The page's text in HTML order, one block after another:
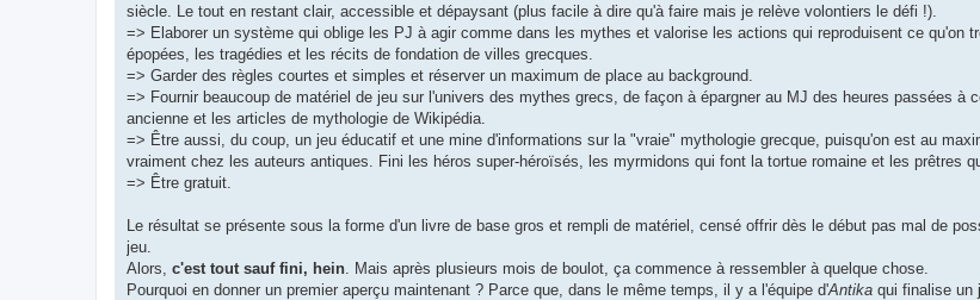
siècle. Le tout en restant clair, accessible et dépaysant (plus facile à dire qu'à faire mais je relève volontiers le défi !).
=> Elaborer un système qui oblige les PJ à agir comme dans les mythes et valorise les actions qui reproduisent ce qu'on
épopées, les tragédies et les récits de fondation de villes grecques.
=> Garder des règles courtes et simples et réserver un maximum de place au background.
=> Fournir beaucoup de matériel de jeu sur l'univers des mythes grecs, de façon à épargner au MJ des heures passées à
ancienne et les articles de mythologie de Wikipédia.
=> Être aussi, du coup, un jeu éducatif et une mine d'informations sur la "vraie" mythologie grecque, puisqu'on est au
vraiment chez les auteurs antiques. Fini les héros super-héroïsés, les myrmidons qui font la tortue romaine et les prêtres
=> Être gratuit.
Le résultat se présente sous la forme d'un livre de base gros et rempli de matériel, censé offrir dès le début pas mal de
jeu.
Alors, c'est tout sauf fini, hein . Mais après plusieurs mois de boulot, ça commence à ressembler à quelque chose.
Pourquoi en donner un premier aperçu maintenant ? Parce que, dans le même temps, il y a l'équipe d'Antika qui finalise un